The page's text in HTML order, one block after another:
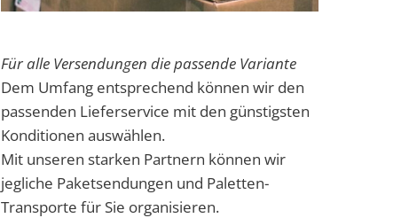
Für alle Versendungen die passende Variante
Dem Umfang entsprechend können wir den
passenden Lieferservice mit den günstigsten
Konditionen auswählen.
Mit unseren starken Partnern können wir
jegliche Paketsendungen und Paletten-
Transporte für Sie organisieren.